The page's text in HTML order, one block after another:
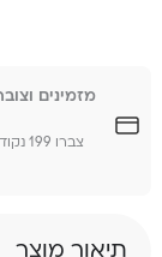
מזמינים
צברו 199 נקודות ברכישה זו!
תיאור מוצר